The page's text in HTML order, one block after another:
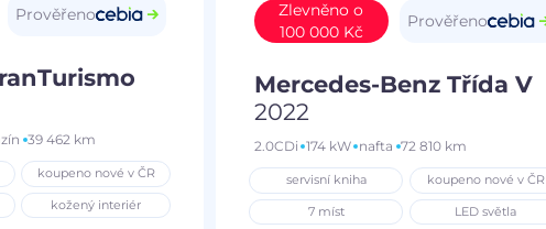
Prověřeno
39 462 km
koupeno nové v ČR
kožený interiér
Zlevněno o
100 000 Kč
Prověřeno
Mercedes-Benz Třída V
2022
2.0CDi 174 kW nafta 72 810 km
servisní kniha koupeno nové v ČR
7 míst LED světla